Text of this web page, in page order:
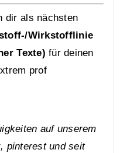
dir als nächsten
Wirkstofflinie
Texte) für deinen
prof
auf unserem
, pinterestund seit